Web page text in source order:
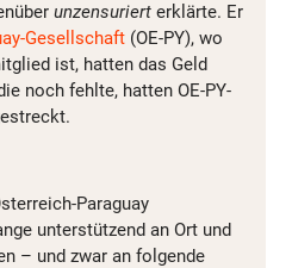
unzensuriert erklärte. Er
Gesellschaft (OE-PY), wo
ist, hatten das Geld
noch fehlte, hatten OE-PY-
Paraguay
unterstützend an Ort und
– und zwar an folgende